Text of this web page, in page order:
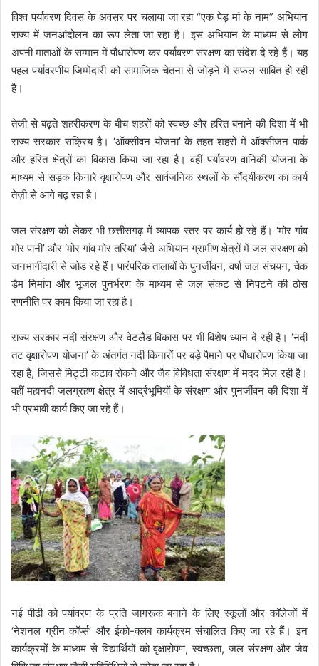
विश्व पर्यावरण दिवस के अवसर पर चलाया जा रहा “एक पेड़ मां के नाम” अभियान
राज्य में जनआंदोलन का रूप लेता जा रहा है। इस अभियान के माध्यम से लोग
अपनी माताओं के सम्मान में पौधारोपण कर पर्यावरण संरक्षण का संदेश दे रहे हैं। यह
पहल पर्यावरणीय जिम्मेदारी को सामाजिक चेतना से जोड़ने में सफल साबित हो रही
है।
तेजी से बढ़ते शहरीकरण के बीच शहरों को स्वच्छ और हरित बनाने की दिशा में भी
राज्य सरकार सक्रिय है। ‘ऑक्सीवन योजना’ के तहत शहरों में ऑक्सीजन पार्क
और हरित क्षेत्रों का विकास किया जा रहा है। वहीं पर्यावरण वानिकी योजना के
माध्यम से सड़क किनारे वृक्षारोपण और सार्वजनिक स्थलों के सौंदर्यीकरण का कार्य
तेज़ी से आगे बढ़ रहा है।
जल संरक्षण को लेकर भी छत्तीसगढ़ में व्यापक स्तर पर कार्य हो रहे हैं। ‘मोर गांव
मोर पानी’ और ‘मोर गांव मोर तरिया’ जैसे अभियान ग्रामीण क्षेत्रों में जल संरक्षण को
जनभागीदारी से जोड़ रहे हैं। पारंपरिक तालाबों के पुनर्जीवन, वर्षा जल संचयन, चेक
डैम निर्माण और भूजल पुनर्भरण के माध्यम से जल संकट से निपटने की ठोस
रणनीति पर काम किया जा रहा है।
राज्य सरकार नदी संरक्षण और वेटलैंड विकास पर भी विशेष ध्यान दे रही है। ‘नदी
तट वृक्षारोपण योजना’ के अंतर्गत नदी किनारों पर बड़े पैमाने पर पौधारोपण किया जा
रहा है, जिससे मिट्टी कटाव रोकने और जैव विविधता संरक्षण में मदद मिल रही है।
वहीं महानदी जलग्रहण क्षेत्र में आर्द्रभूमियों के संरक्षण और पुनर्जीवन की दिशा में
भी प्रभावी कार्य किए जा रहे हैं।
नई पीढ़ी को पर्यावरण के प्रति जागरूक बनाने के लिए स्कूलों और कॉलेजों में
‘नेशनल ग्रीन कॉर्प्स’ और ईको-क्लब कार्यक्रम संचालित किए जा रहे हैं। इन
कार्यक्रमों के माध्यम से विद्यार्थियों को वृक्षारोपण, स्वच्छता, जल संरक्षण और जैव